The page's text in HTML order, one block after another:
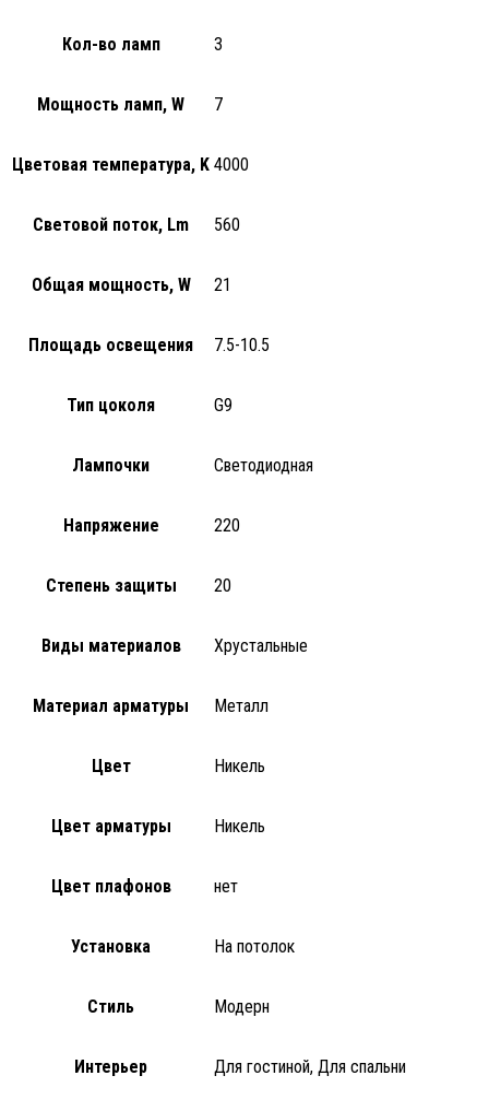
Кол-во ламп 3
Мощность ламп, W 7
Цветовая температура, K 4000
Световой поток, Lm 560
Общая мощность, W 21
Площадь освещения 7.5-10.5
Тип цоколя G9
Лампочки Светодиодная
Напряжение 220
Степень защиты 20
Виды материалов Хрустальные
Материал арматуры Металл
Цвет Никель
Цвет арматуры Никель
Цвет плафонов нет
Установка На потолок
Стиль Модерн
Интерьер Для гостиной, Для спальни